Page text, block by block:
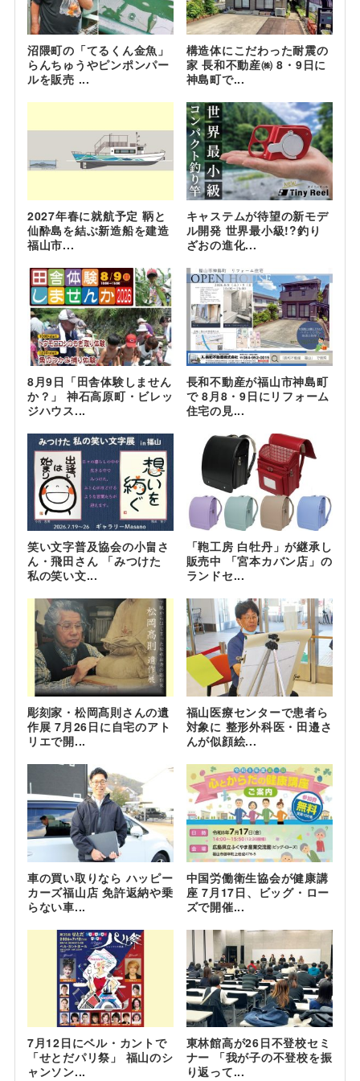
沼隈町の「てるくん金魚」
らんちゅうやピンポンパー
ルを販売 ...
構造体にこだわった耐震の
家 長和不動産㈱ 8・9日に
神島町で...
2027年春に就航予定 鞆と
仙酔島を結ぶ新造船を建造
福山市...
キャステムが待望の新モデ
ル開発 世界最小級!?釣り
ざおの進化...
8月9日「田舎体験しません
か？」 神石高原町・ビレッ
ジハウス...
長和不動産が福山市神島町
で 8月8・9日にリフォーム
住宅の見...
笑い文字普及協会の小畠さ
ん・飛田さん 「みつけた
私の笑い文...
「鞄工房 白牡丹」が継承し
販売中 「宮本カバン店」の
ランドセ...
彫刻家・松岡髙則さんの遺
作展 7月26日に自宅のアト
リエで開...
福山医療センターで患者ら
対象に 整形外科医・田邉さ
んが似顔絵...
車の買い取りなら ハッピー
カーズ福山店 免許返納や乗
らない車...
中国労働衛生協会が健康講
座 7月17日、ビッグ・ロー
ズで開催...
7月12日にベル・カントで
「せとだパリ祭」 福山のシ
ャンソン...
東林館高が26日不登校セミ
ナー 「我が子の不登校を振
り返って...